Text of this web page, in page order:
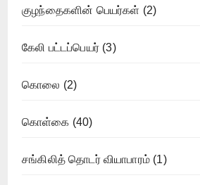
குழந்தைகளின் பெயர்கள் (2)
கேலி பட்டப்பெயர் (3)
கொலை (2)
கொள்கை (40)
சங்கிலித் தொடர் வியாபாரம் (1)